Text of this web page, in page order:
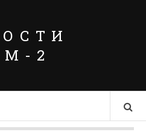
2